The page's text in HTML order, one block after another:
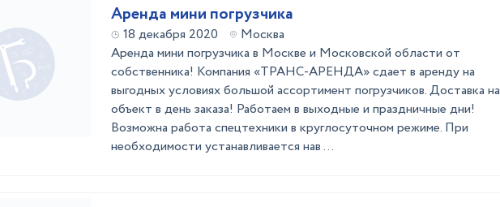
Аренда мини погрузчика
18 декабря 2020
Москва
Аренда мини погрузчика в Москве и Московской области от
собственника! Компания «ТРАНС-АРЕНДА» сдает в аренду на
выгодных условиях большой ассортимент погрузчиков. Доставка на
объект в день заказа! Работаем в выходные и праздничные дни!
Возможна работа спецтехники в круглосуточном режиме. При
необходимости устанавливается нав ...